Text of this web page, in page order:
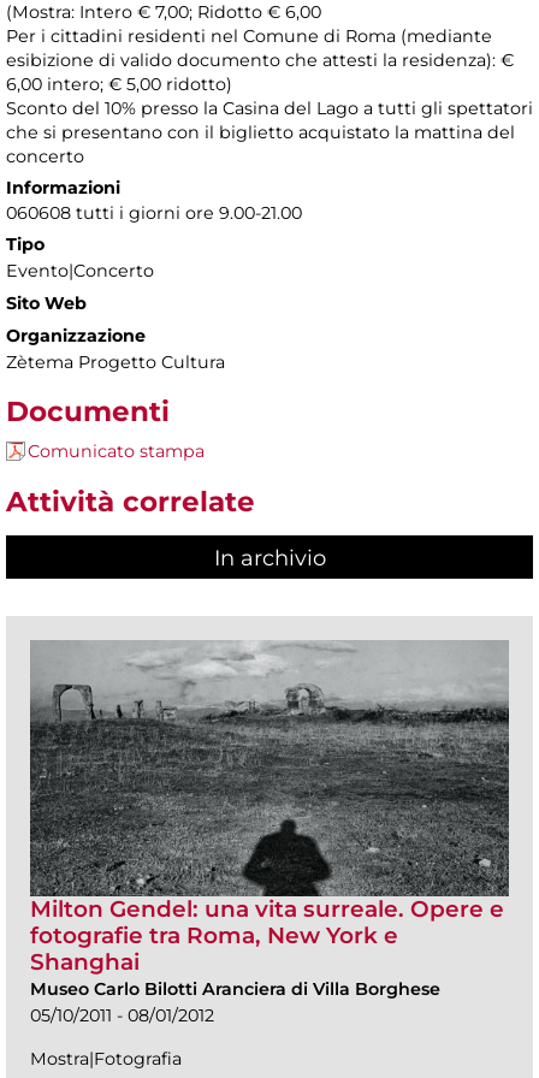
(Mostra: Intero € 7,00; Ridotto € 6,00
Per i cittadini residenti nel Comune di Roma (mediante
esibizione di valido documento che attesti la residenza): €
6,00 intero; € 5,00 ridotto)
Sconto del 10% presso la Casina del Lago a tutti gli spettatori
che si presentano con il biglietto acquistato la mattina del
concerto
Informazioni
060608 tutti i giorni ore 9.00-21.00
Tipo
Evento|Concerto
Sito Web
Organizzazione
Zètema Progetto Cultura
Documenti
Comunicato stampa
Attività correlate
In archivio
Milton Gendel: una vita surreale. Opere e
fotografie tra Roma, New York e
Shanghai
Museo Carlo Bilotti Aranciera di Villa Borghese
05/10/2011 - 08/01/2012
Mostra|Fotografia